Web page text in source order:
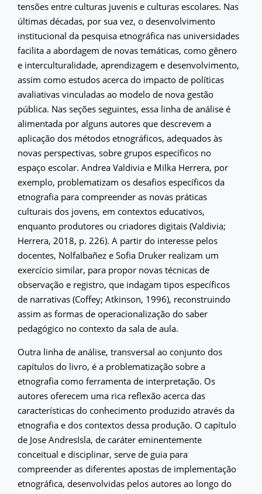
tensões entre culturas juvenis e culturas escolares. Nas
últimas décadas, por sua vez, o desenvolvimento
institucional da pesquisa etnográfica nas universidades
facilita a abordagem de novas temáticas, como gênero
e interculturalidade, aprendizagem e desenvolvimento,
assim como estudos acerca do impacto de políticas
avaliativas vinculadas ao modelo de nova gestão
pública. Nas seções seguintes, essa linha de análise é
alimentada por alguns autores que descrevem a
aplicação dos métodos etnográficos, adequados às
novas perspectivas, sobre grupos específicos no
espaço escolar. Andrea Valdivia e Milka Herrera, por
exemplo, problematizam os desafios específicos da
etnografia para compreender as novas práticas
culturais dos jovens, em contextos educativos,
enquanto produtores ou criadores digitais (Valdivia;
Herrera, 2018, p. 226). A partir do interesse pelos
docentes, NolfaIbañez e Sofia Druker realizam um
exercício similar, para propor novas técnicas de
observação e registro, que indagam tipos específicos
de narrativas (Coffey; Atkinson, 1996), reconstruindo
assim as formas de operacionalização do saber
pedagógico no contexto da sala de aula.
Outra linha de análise, transversal ao conjunto dos
capítulos do livro, é a problematização sobre a
etnografia como ferramenta de interpretação. Os
autores oferecem uma rica reflexão acerca das
características do conhecimento produzido através da
etnografia e dos contextos dessa produção. O capítulo
de Jose AndresIsla, de caráter eminentemente
conceitual e disciplinar, serve de guia para
compreender as diferentes apostas de implementação
etnográfica, desenvolvidas pelos autores ao longo do